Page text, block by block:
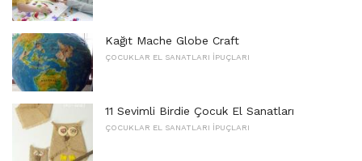
Kağıt Mache Globe Craft
ÇOCUKLAR EL SANATLARI İPUÇLARI
11 Sevimli Birdie Çocuk El Sanatları
ÇOCUKLAR EL SANATLARI İPUÇLARI